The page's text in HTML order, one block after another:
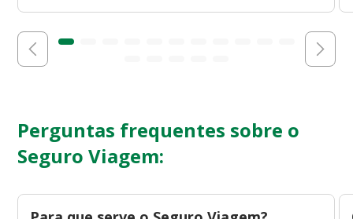
Perguntas frequentes sobre o
Seguro Viagem: